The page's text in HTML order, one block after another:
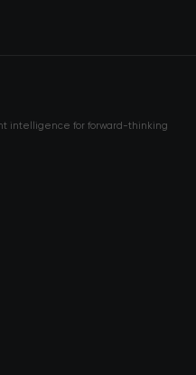
intelligence for forward-thinking